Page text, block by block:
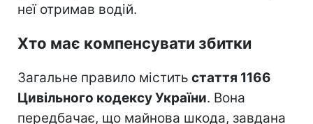
неї отримав водій.
Хто має компенсувати збитки
Загальне правило містить стаття 1166
Цивільного кодексу України. Вона
передбачає, що майнова шкода, завдана